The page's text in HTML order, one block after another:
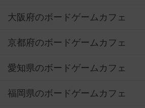
大阪府のボードゲームカフェ
京都府のボードゲームカフェ
愛知県のボードゲームカフェ
福岡県のボードゲームカフェ